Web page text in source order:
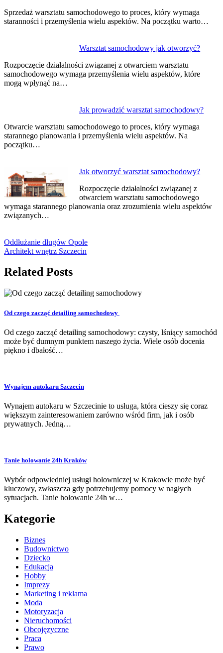
Sprzedaż warsztatu samochodowego to proces, który wymaga
staranności i przemyślenia wielu aspektów. Na początku warto…
Warsztat samochodowy jak otworzyć?
Rozpoczęcie działalności związanej z otwarciem warsztatu
samochodowego wymaga przemyślenia wielu aspektów, które
mogą wpłynąć na…
Jak prowadzić warsztat samochodowy?
Otwarcie warsztatu samochodowego to proces, który wymaga
starannego planowania i przemyślenia wielu aspektów. Na
początku…
Jak otworzyć warsztat samochodowy?
Rozpoczęcie działalności związanej z
otwarciem warsztatu samochodowego
wymaga starannego planowania oraz zrozumienia wielu aspektów
związanych…
Oddłużanie długów Opole
Architekt wnętrz Szczecin
Related Posts
Od czego zacząć detailing samochodowy
Od czego zacząć detailing samochodowy: czysty, lśniący samochód
może być dumnym punktem naszego życia. Wiele osób docenia
piękno i dbałość…
Wynajem autokaru Szczecin
Wynajem autokaru w Szczecinie to usługa, która cieszy się coraz
większym zainteresowaniem zarówno wśród firm, jak i osób
prywatnych. Jedną…
Tanie holowanie 24h Kraków
Wybór odpowiedniej usługi holowniczej w Krakowie może być
kluczowy, zwłaszcza gdy potrzebujemy pomocy w nagłych
sytuacjach. Tanie holowanie 24h w…
Kategorie
Biznes
Budownictwo
Dziecko
Edukacja
Hobby
Imprezy
Marketing i reklama
Moda
Motoryzacja
Nieruchomości
Obcojęzyczne
Praca
Prawo